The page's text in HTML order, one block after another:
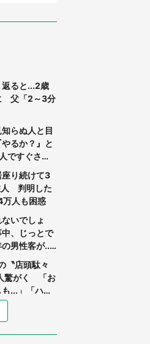
ると...2歳
父「2～3分
知らぬ人と目
るか？』と
ですぐさ
性）
り続けて3
人 判明した
万人も困惑
いでしょ
、じっとで
男性客が...
〝店頭駄々
驚がく 「お
...」「ハー
線で大パニ
を繋いで』
験談に8万